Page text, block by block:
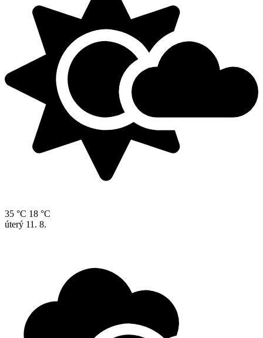
35 °C 18 °C
úterý 11. 8.